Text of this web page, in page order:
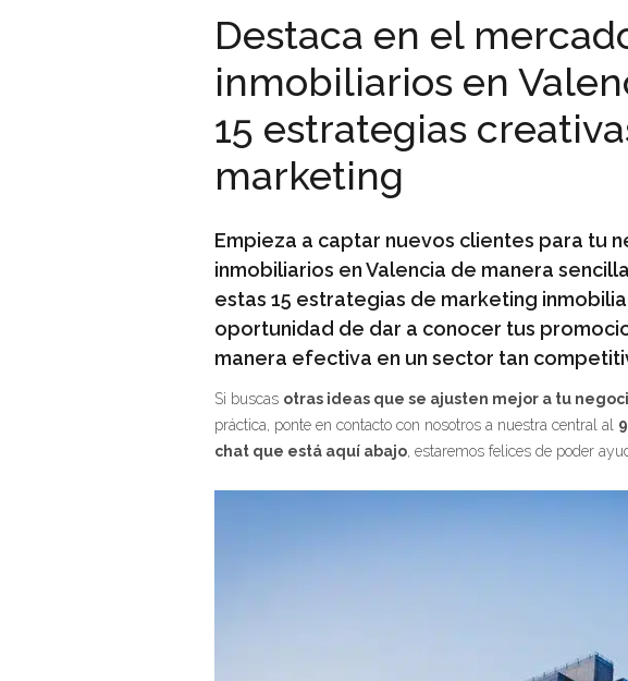
Destaca en el
inmobiliarios en
15 estrategias
marketing
Empieza a captar nuevos clientes para tu
inmobiliarios en Valencia de manera
estas 15 estrategias de marketing
oportunidad de dar a conocer tus
manera efectiva en un sector tan
Si buscas otras ideas que se ajusten mejor a tu
práctica, ponte en contacto con nosotros a nuestra central al
chat que está aquí abajo , estaremos felices de poder